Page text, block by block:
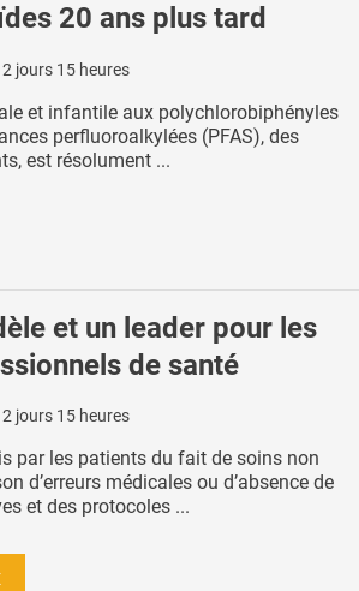
20 ans plus tard
2 jours 15 heures
et infantile aux polychlorobiphényles
perfluoroalkylées (PFAS), des
est résolument ...
et un leader pour les
de santé
2 jours 15 heures
par les patients du fait de soins non
d’erreurs médicales ou d’absence de
et des protocoles ...